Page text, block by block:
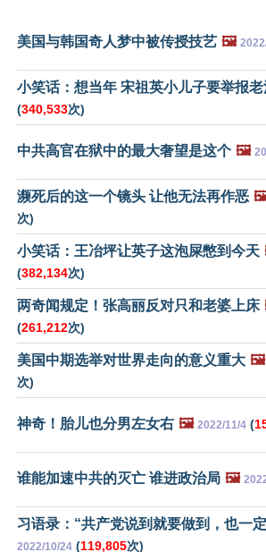
美国与韩国奇人梦中被传授技艺 🖼️
小笑话：想当年 宋祖英小儿子要举报老
(340,533次)
中共高官在狱中的最大奢望是这个 🖼️
濒死后的这一个镜头 让他无法再作恶
次)
小笑话：王冶坪让英子这泡屎憋到今天
(382,134次)
两奇闻规定！张高丽反对只和老婆上床
(261,212次)
美国中期选举对世界走向的意义重大 🖼️
次)
神奇！胎儿也分男左女右 🖼️ 2022/11/4 (
谁能加速中共的灭亡 谁进政治局 🖼️
习语录：“共产党说到就要做到，也一
2022/10/24 (119,805次)